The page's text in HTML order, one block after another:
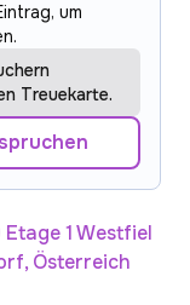
um
Treuekarte.
1 Westfiel
Österreich